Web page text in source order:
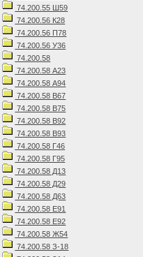
74.200.55 Ш59
74.200.56 К28
74.200.56 П78
74.200.56 У36
74.200.58
74.200.58 А23
74.200.58 А94
74.200.58 В67
74.200.58 В75
74.200.58 В92
74.200.58 В93
74.200.58 Г46
74.200.58 Г95
74.200.58 Д13
74.200.58 Д29
74.200.58 Д63
74.200.58 Е91
74.200.58 Е92
74.200.58 Ж54
74.200.58 З-18